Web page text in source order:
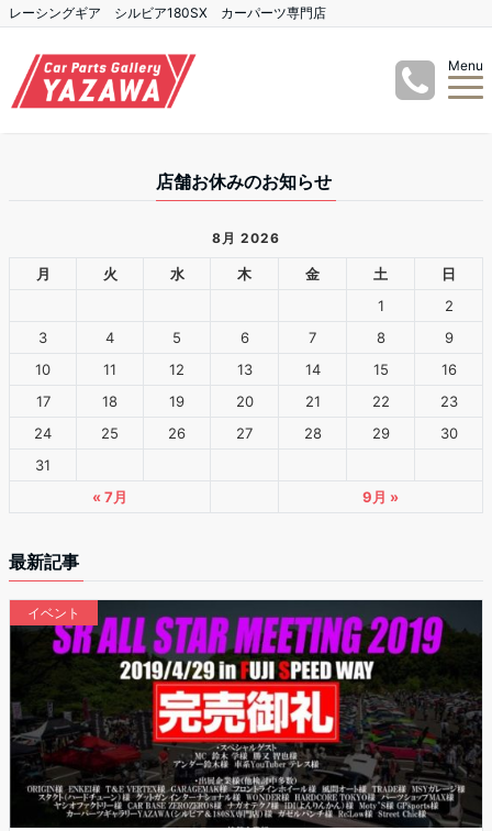
レーシングギア シルビア180SX カーパーツ専門店
Menu
店舗お休みのお知らせ
8月 2026
月 火 水 木 金 土
日
1
2
3
4 5 6 7 8
9
10
11 12 13 14 15
16
17
18 19 20 21 22
23
24
25 26 27 28 29
30
31
« 7月
9月 »
最新記事
イベント